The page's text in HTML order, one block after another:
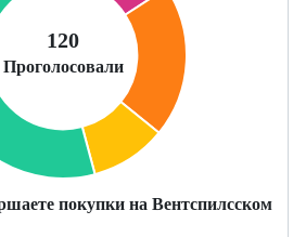
покупки на Вентспилсском